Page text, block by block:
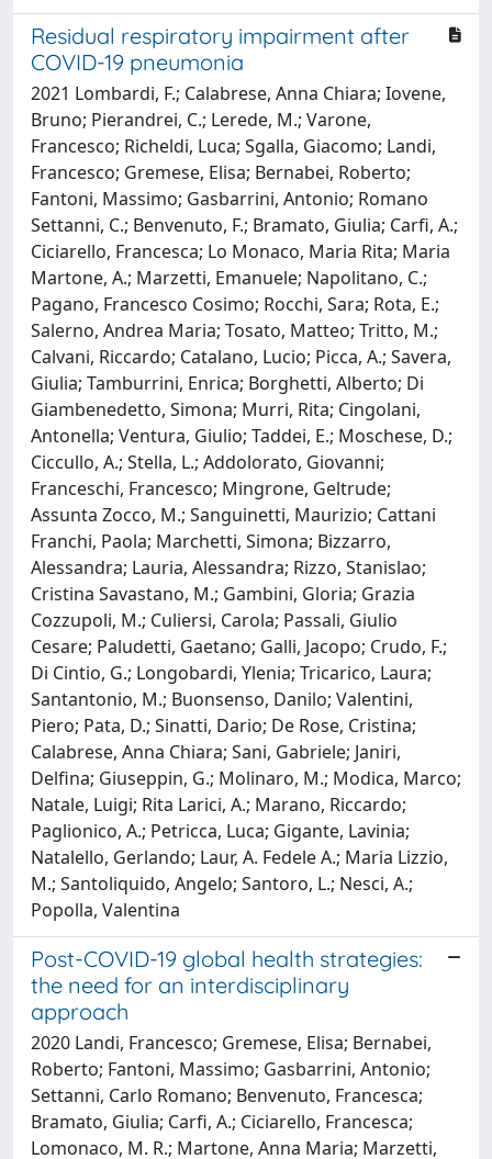
Residual respiratory impairment after
COVID-19 pneumonia
2021 Lombardi, F.; Calabrese, Anna Chiara; Iovene,
Bruno; Pierandrei, C.; Lerede, M.; Varone,
Francesco; Richeldi, Luca; Sgalla, Giacomo; Landi,
Francesco; Gremese, Elisa; Bernabei, Roberto;
Fantoni, Massimo; Gasbarrini, Antonio; Romano
Settanni, C.; Benvenuto, F.; Bramato, Giulia; Carfi, A.;
Ciciarello, Francesca; Lo Monaco, Maria Rita; Maria
Martone, A.; Marzetti, Emanuele; Napolitano, C.;
Pagano, Francesco Cosimo; Rocchi, Sara; Rota, E.;
Salerno, Andrea Maria; Tosato, Matteo; Tritto, M.;
Calvani, Riccardo; Catalano, Lucio; Picca, A.; Savera,
Giulia; Tamburrini, Enrica; Borghetti, Alberto; Di
Giambenedetto, Simona; Murri, Rita; Cingolani,
Antonella; Ventura, Giulio; Taddei, E.; Moschese, D.;
Ciccullo, A.; Stella, L.; Addolorato, Giovanni;
Franceschi, Francesco; Mingrone, Geltrude;
Assunta Zocco, M.; Sanguinetti, Maurizio; Cattani
Franchi, Paola; Marchetti, Simona; Bizzarro,
Alessandra; Lauria, Alessandra; Rizzo, Stanislao;
Cristina Savastano, M.; Gambini, Gloria; Grazia
Cozzupoli, M.; Culiersi, Carola; Passali, Giulio
Cesare; Paludetti, Gaetano; Galli, Jacopo; Crudo, F.;
Di Cintio, G.; Longobardi, Ylenia; Tricarico, Laura;
Santantonio, M.; Buonsenso, Danilo; Valentini,
Piero; Pata, D.; Sinatti, Dario; De Rose, Cristina;
Calabrese, Anna Chiara; Sani, Gabriele; Janiri,
Delfina; Giuseppin, G.; Molinaro, M.; Modica, Marco;
Natale, Luigi; Rita Larici, A.; Marano, Riccardo;
Paglionico, A.; Petricca, Luca; Gigante, Lavinia;
Natalello, Gerlando; Laur, A. Fedele A.; Maria Lizzio,
M.; Santoliquido, Angelo; Santoro, L.; Nesci, A.;
Popolla, Valentina
Post-COVID-19 global health strategies:
the need for an interdisciplinary
approach
2020 Landi, Francesco; Gremese, Elisa; Bernabei,
Roberto; Fantoni, Massimo; Gasbarrini, Antonio;
Settanni, Carlo Romano; Benvenuto, Francesca;
Bramato, Giulia; Carfi, A.; Ciciarello, Francesca;
Lomonaco, M. R.; Martone, Anna Maria; Marzetti,